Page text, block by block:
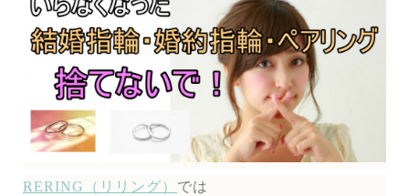
RERING（リリング） では